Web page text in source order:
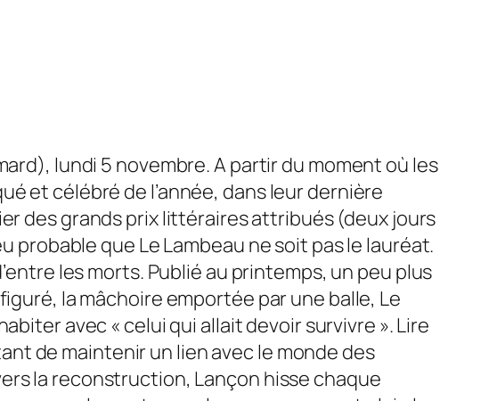
lundi 5 novembre. A partir du moment où les
et célébré de l’année, dans leur dernière
des grands prix littéraires attribués (deux jours
probable que Le Lambeau ne soit pas le lauréat.
les morts. Publié au printemps, un peu plus
la mâchoire emportée par une balle, Le
avec « celui qui allait devoir survivre ». Lire
de maintenir un lien avec le monde des
la reconstruction, Lançon hisse chaque